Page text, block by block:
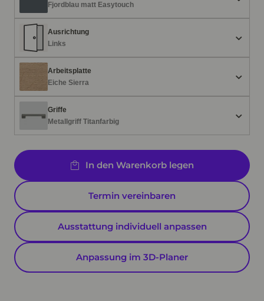
Fjordblau matt Easytouch
Ausrichtung
Links
Arbeitsplatte
Eiche Sierra
Griffe
Metallgriff Titanfarbig
In den Warenkorb legen
Termin vereinbaren
Ausstattung individuell anpassen
Anpassung im 3D-Planer